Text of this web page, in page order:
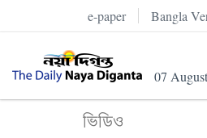
e-paper Bangla
07
ভিডিও